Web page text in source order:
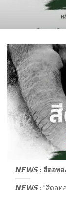
𝙉𝙀𝙒𝙎 : สีดอทอง
𝙉𝙀𝙒𝙎 : “สีดอทอ